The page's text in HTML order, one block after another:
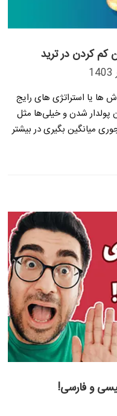
کم کردن در ترید
ها یا استراتژی های رایج
پولدار شدن و خیلی‌ها مثل
میانگین بگیری در بیشتر
و فارسی!